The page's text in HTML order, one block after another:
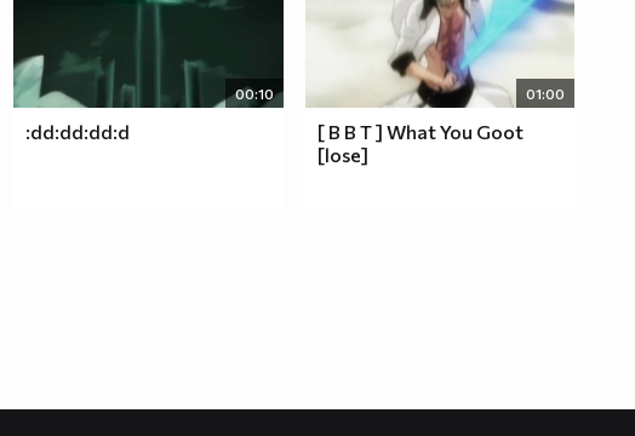
00:10
:dd:dd:dd:d
01:00
[ B B T ] What You Goot
[lose]